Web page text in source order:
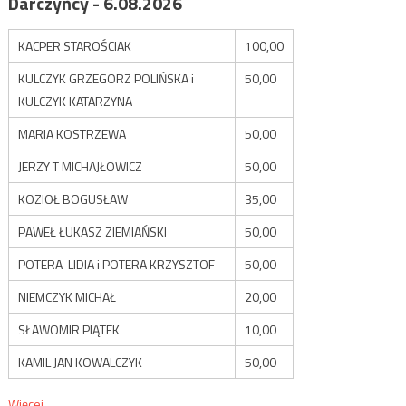
KACPER STAROŚCIAK
100,00
KULCZYK GRZEGORZ POLIŃSKA i
KULCZYK KATARZYNA
50,00
MARIA KOSTRZEWA
50,00
JERZY T MICHAJŁOWICZ
50,00
KOZIOŁ BOGUSŁAW
35,00
PAWEŁ ŁUKASZ ZIEMIAŃSKI
50,00
POTERA LIDIA i POTERA KRZYSZTOF
50,00
NIEMCZYK MICHAŁ
20,00
SŁAWOMIR PIĄTEK
10,00
KAMIL JAN KOWALCZYK
50,00